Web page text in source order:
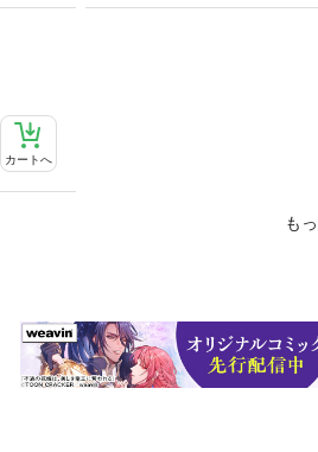
カートへ
も